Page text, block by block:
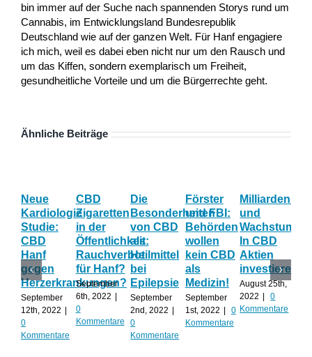
bin immer auf der Suche nach spannenden Storys rund um
Cannabis, im Entwicklungsland Bundesrepublik
Deutschland wie auf der ganzen Welt. Für Hanf engagiere
ich mich, weil es dabei eben nicht nur um den Rausch und
um das Kiffen, sondern exemplarisch um Freiheit,
gesundheitliche Vorteile und um die Bürgerrechte geht.
Ähnliche Beiträge
Neue
Kardiologie
Studie:
CBD
Hanf
gegen
Herzerkrankungen?
September
12th, 2022
0
Kommentare
CBD
Zigaretten
in der
Öffentlichkeit:
Rauchverbot
für Hanf?
September
6th, 2022
0
Kommentare
Die
Besonderheiten
von CBD
als
Heilmittel
bei
Epilepsie
September
2nd, 2022
0
Kommentare
Förster
und FBI:
Behörden
wollen
kein CBD
als
Medizin!
September
1st, 2022
0
Kommentare
und
Wachstum:
In CBD
Aktien
investieren?
August 25th,
2022
0
Kommentare